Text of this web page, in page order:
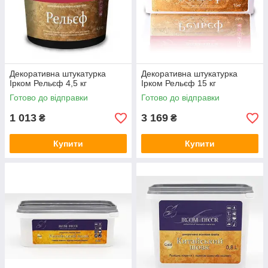
Декоративна штукатурка
Ірком Рельєф 4,5 кг
Готово до відправки
1 013 ₴
Купити
Декоративна штукатурка
Ірком Рельєф 15 кг
Готово до відправки
3 169 ₴
Купити